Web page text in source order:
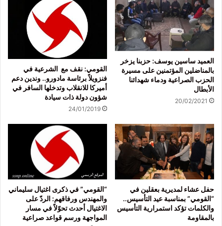
العميد ساسين يوسف: حزبنا يزخر
بالمناضلين المؤتمنين على مسيرة
الحزب الصراعية ودماء شهدائنا
الأبطال
20/02/2021
القومي: نقف مع الشرعية في
فنزويلاً برئاسة مادورو.. وندين دعم
أميركا للانقلاب وتدخلها السافر في
شؤون دولة ذات سيادة
24/01/2019
حفل عشاء لمديرية بعقلين في
“القومي” بمناسبة عيد التأسيس..
والكلمات تؤكد استمرارية التأسيس
بالمقاومة
“القومي” في ذكرى اغتيال سليماني
والمهندس ورفاقهم: الردّ على
الاغتيال أحدث تحوّلاً في مسار
المواجهة ورسم قواعد صراعية